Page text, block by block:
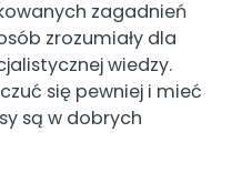
zagadnień
zrozumiały dla
wiedzy.
się pewniej i mieć
są w dobrych